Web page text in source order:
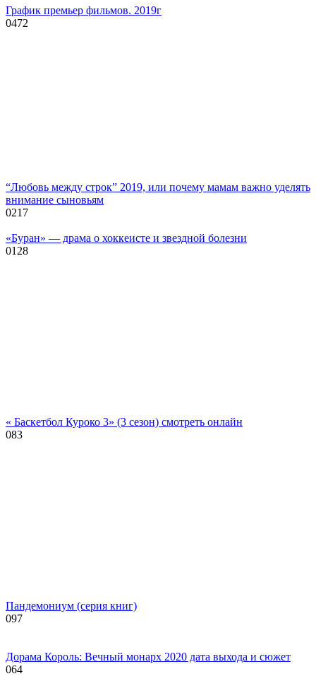
График премьер фильмов. 2019г
0472
“Любовь между строк” 2019, или почему мамам важно уделять
внимание сыновьям
0217
«Буран» — драма о хоккеисте и звездной болезни
0128
« Баскетбол Куроко 3» (3 сезон) смотреть онлайн
083
Пандемониум (серия книг)
097
Дорама Король: Вечный монарх 2020 дата выхода и сюжет
064